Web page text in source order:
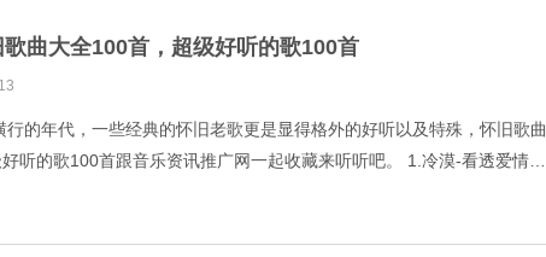
歌曲大全100首，超级好听的歌100首
行的年代，一些经典的怀旧老歌更是显得格外的好听以及特殊，怀旧歌曲
听的歌100首跟音乐资讯推广网一起收藏来听听吧。 1.冷漠-看透爱情看
为 3.潘玮柏、弦子-不得不爱 4.龙梅